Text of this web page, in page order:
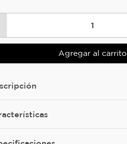
Agregar al carrito